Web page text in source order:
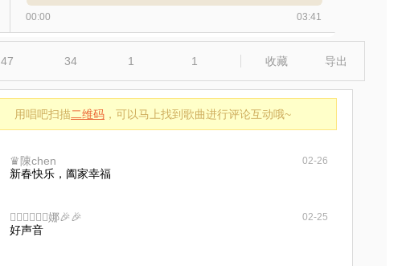
00:00 03:41
47 34 1 1 收藏 导出
用唱吧扫描二维码 ，可以马上找到歌曲进行评论互动哦~
♛陳chen 02-26
新春快乐，阖家幸福
🧜🏻‍♀️🧜🏻‍♀️娜🎉🎉 02-25
好声音